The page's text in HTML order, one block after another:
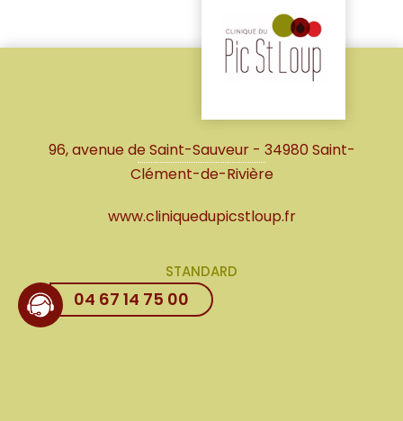
96, avenue de Saint-Sauveur - 34980 Saint-
Clément-de-Rivière
www.cliniquedupicstloup.fr
STANDARD
04 67 14 75 00